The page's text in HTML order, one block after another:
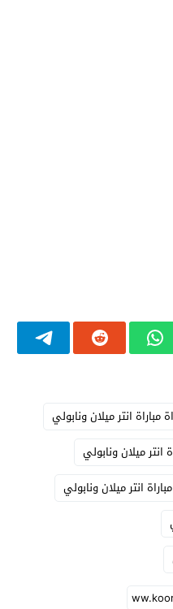
مباراة انتر ميلان ونابولي
انتر ميلان ونابولي
انتر ميلان ونابولي